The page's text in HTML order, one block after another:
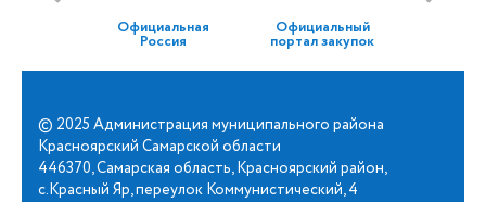
Официальная
Россия
Официальный
портал закупок
© 2025 Администрация муниципального района
Красноярский Самарской области
446370, Самарская область, Красноярский район,
с.Красный Яр, переулок Коммунистический, 4